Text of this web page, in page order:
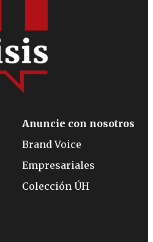
Anuncie con nosotros
Brand Voice
Empresariales
Colección ÚH